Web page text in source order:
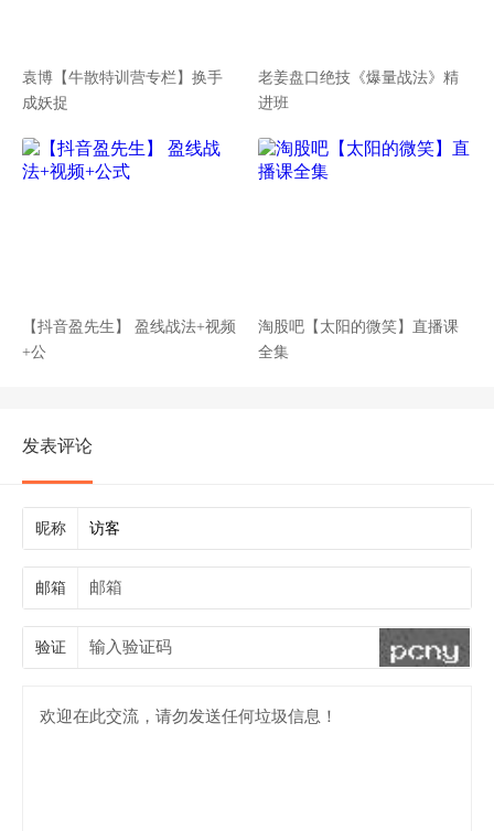
袁博【牛散特训营专栏】换手
成妖捉
老姜盘口绝技《爆量战法》精
进班
【抖音盈先生】 盈线战法+视频
+公
淘股吧【太阳的微笑】直播课
全集
发表评论
昵称
邮箱
验证